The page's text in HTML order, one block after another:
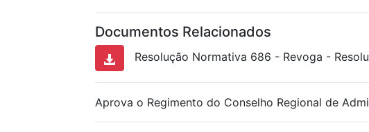
Documentos Relacionados
Resolução Normativa 686 - Revoga -
Aprova o Regimento do Conselho Regional de